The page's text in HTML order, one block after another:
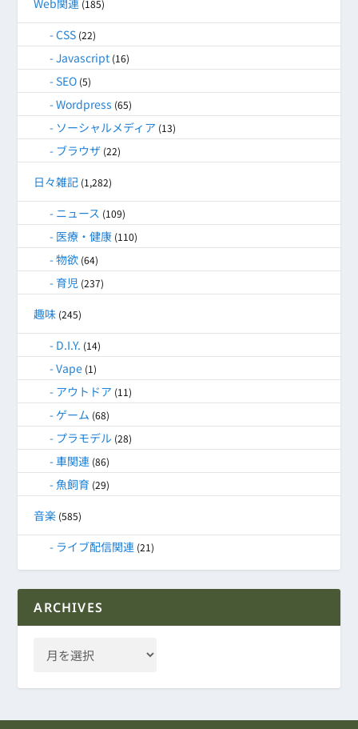
(185)
CSS (22)
Javascript (16)
SEO (5)
Wordpress (65)
ソーシャルメディア (13)
ブラウザ (22)
日々雑記 (1,282)
ニュース (109)
医療・健康 (110)
物欲 (64)
育児 (237)
趣味 (245)
D.I.Y. (14)
Vape (1)
アウトドア (11)
ゲーム (68)
プラモデル (28)
車関連 (86)
魚飼育 (29)
音楽 (585)
ライブ配信関連 (21)
ARCHIVES